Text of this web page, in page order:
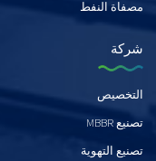
مصفاة النفط
شركة
التخصيص
تصنيع MBBR
تصنيع التهوية